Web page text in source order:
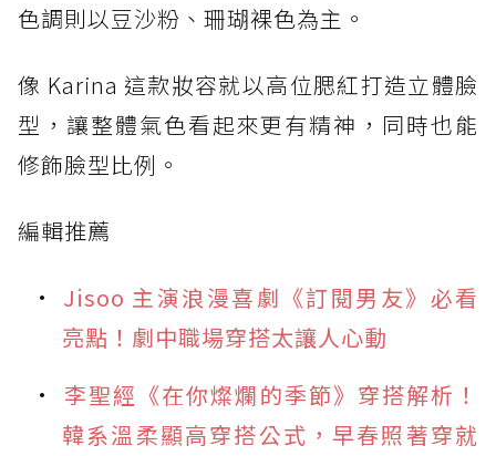
色調則以豆沙粉、珊瑚裸色為主。
像 Karina 這款妝容就以高位腮紅打造立體臉
型，讓整體氣色看起來更有精神，同時也能
修飾臉型比例。
編輯推薦
Jisoo 主演浪漫喜劇《訂閱男友》必看
亮點！劇中職場穿搭太讓人心動
李聖經《在你燦爛的季節》穿搭解析！
韓系溫柔顯高穿搭公式，早春照著穿就